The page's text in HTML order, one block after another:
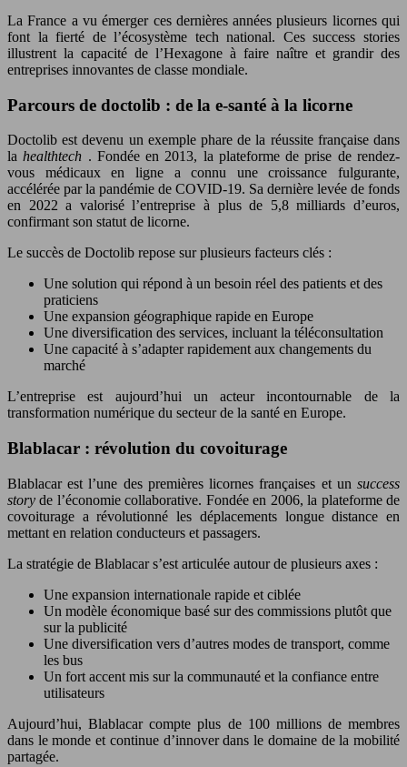
La France a vu émerger ces dernières années plusieurs licornes qui
font la fierté de l’écosystème tech national. Ces success stories
illustrent la capacité de l’Hexagone à faire naître et grandir des
entreprises innovantes de classe mondiale.
Parcours de doctolib : de la e-santé à la licorne
Doctolib est devenu un exemple phare de la réussite française dans
lahealthtech . Fondée en 2013, la plateforme de prise de rendez-
vous médicaux en ligne a connu une croissance fulgurante,
accélérée par la pandémie de COVID-19. Sa dernière levée de fonds
en 2022 a valorisé l’entreprise à plus de 5,8 milliards d’euros,
confirmant son statut de licorne.
Le succès de Doctolib repose sur plusieurs facteurs clés :
Une solution qui répond à un besoin réel des patients et des
praticiens
Une expansion géographique rapide en Europe
Une diversification des services, incluant la téléconsultation
Une capacité à s’adapter rapidement aux changements du
marché
L’entreprise est aujourd’hui un acteur incontournable de la
transformation numérique du secteur de la santé en Europe.
Blablacar : révolution du covoiturage
Blablacar est l’une des premières licornes françaises et un success
storyde l’économie collaborative. Fondée en 2006, la plateforme de
covoiturage a révolutionné les déplacements longue distance en
mettant en relation conducteurs et passagers.
La stratégie de Blablacar s’est articulée autour de plusieurs axes :
Une expansion internationale rapide et ciblée
Un modèle économique basé sur des commissions plutôt que
sur la publicité
Une diversification vers d’autres modes de transport, comme
les bus
Un fort accent mis sur la communauté et la confiance entre
utilisateurs
Aujourd’hui, Blablacar compte plus de 100 millions de membres
dans le monde et continue d’innover dans le domaine de la mobilité
partagée.